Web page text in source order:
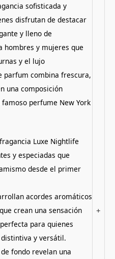
+
sofisticada y
disfrutan de destacar
y lleno de
hombres y mujeres que
y el lujo
parfum combina frescura,
una composición
perfume New York
Luxe Nightlife
y especiadas que
desde el primer
acordes aromáticos
crean una sensación
para quienes
y versátil.
fondo revelan una